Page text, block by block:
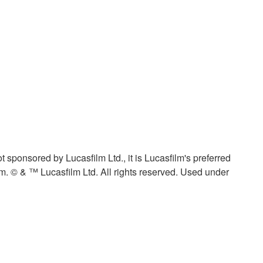
by Lucasfilm Ltd., it is Lucasfilm's preferred
© & ™ Lucasfilm Ltd. All rights reserved. Used under